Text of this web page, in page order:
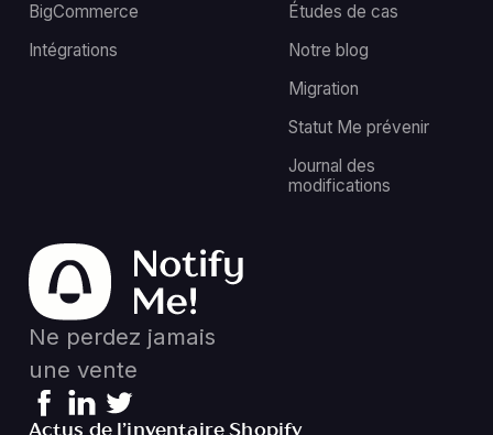
Études de cas
Notre blog
Migration
Statut Me prévenir
Journal des
modifications
BigCommerce
Intégrations
Ne perdez jamais
une vente
Actus de l’inventaire Shopify